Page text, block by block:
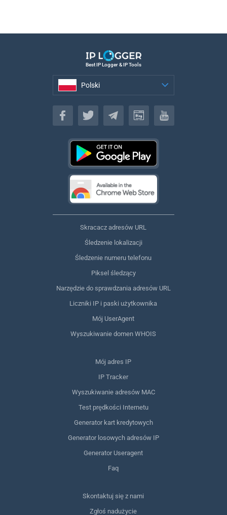
Best IP Logger & IP Tools
Polski
Polski
Skracacz adresów URL
Śledzenie lokalizacji
Śledzenie numeru telefonu
Piksel śledzący
Narzędzie do sprawdzania adresów URL
Liczniki IP i paski użytkownika
Mój UserAgent
Wyszukiwanie domen WHOIS
Mój adres IP
IP Tracker
Wyszukiwanie adresów MAC
Test prędkości Internetu
Generator kart kredytowych
Generator losowych adresów IP
Generator Useragent
Faq
Skontaktuj się z nami
Zgłoś nadużycie